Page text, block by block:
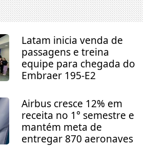
Latam inicia venda de
passagens e treina
equipe para chegada do
Embraer 195-E2
Airbus cresce 12% em
receita no 1° semestre e
mantém meta de
entregar 870 aeronaves